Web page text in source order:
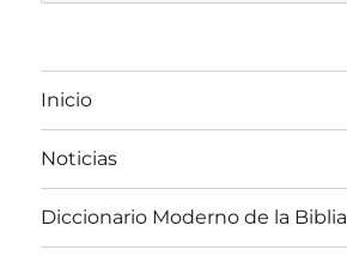
Inicio
Noticias
Diccionario Moderno de la Biblia